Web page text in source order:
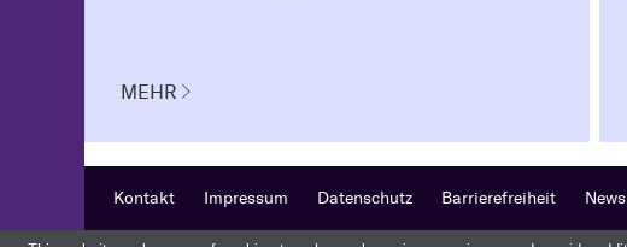
MEHR
Kontakt Impressum Datenschutz Barrierefreiheit